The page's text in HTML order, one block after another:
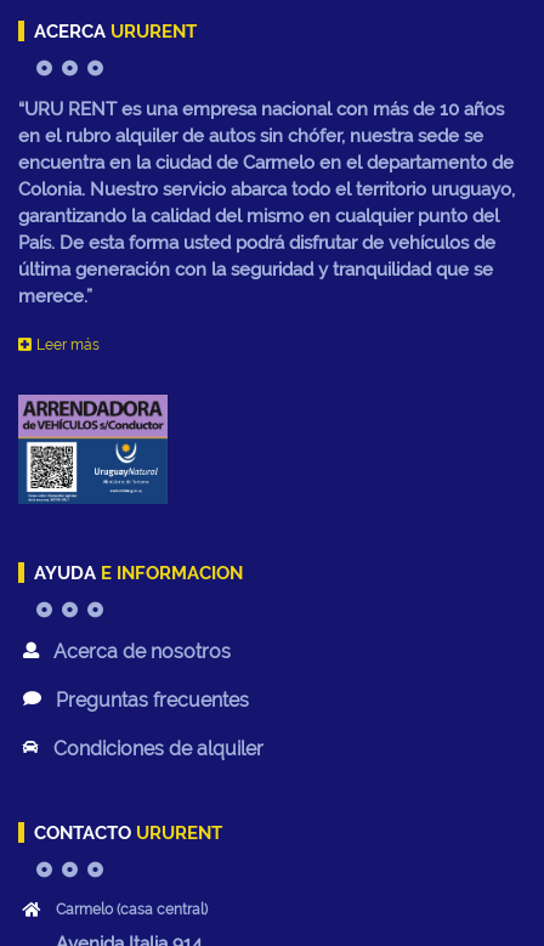
ACERCA URURENT
“URU RENT es una empresa nacional con más de 10 años
en el rubro alquiler de autos sin chófer, nuestra sede se
encuentra en la ciudad de Carmelo en el departamento de
Colonia. Nuestro servicio abarca todo el territorio uruguayo,
garantizando la calidad del mismo en cualquier punto del
País. De esta forma usted podrá disfrutar de vehículos de
última generación con la seguridad y tranquilidad que se
merece.”
Leer más
AYUDA E INFORMACION
Acerca de nosotros
Preguntas frecuentes
Condiciones de alquiler
CONTACTO URURENT
Carmelo (casa central)